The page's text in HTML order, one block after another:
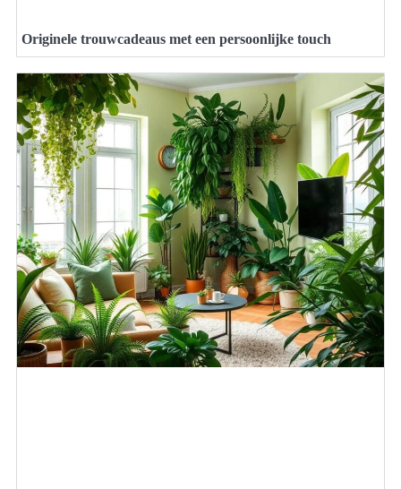
Originele trouwcadeaus met een persoonlijke touch